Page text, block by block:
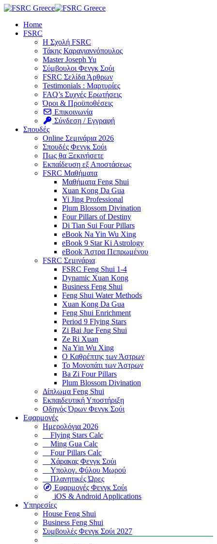
Skip
contentHome
FSRC
Η Σχολή FSRC
Τάκης Καραγιαννόπουλος
Master Joseph Yu
Σύμβουλοι Φενγκ Σούι
FSRC Σελίδα Άρθρων
Testimonials : Μαρτυρίες
FAQ’s Συχνές Ερωτήσεις
Όροι & Προϋποθέσεις
Επικοινωνία
Σύνδεση / Εγγραφή
Σπουδές
Online Σεμινάρια 2026
Σπουδές Φενγκ Σούι
Πως θα Ξεκινήσετε
Εκπαίδευση εξ Αποστάσεως
FSRC Μαθήματα
Μαθήματα Feng Shui
Xuan Kong Da Gua
Yi Jing Professional
Plum Blossom Divination
Four Pillars of Destiny
Di Tian Sui Four Pillars
eBook Na Yin Wu Xing
eBook 9 Star Ki Astrology
eBook Άστρα Πεπρωμένου
FSRC Σεμινάρια
FSRC Feng Shui 1-4
Dynamic Xuan Kong
Business Feng Shui
Feng Shui Water Methods
Xuan Kong Da Gua
Feng Shui Enrichment
Period 9 Flying Stars
Zi Bai Jue Feng Shui
Ze Ri Xuan
Na Yin Wu Xing
Ο Καθρέπτης των Άστρων
Το Μονοπάτι των Άστρων
Ba Zi Four Pillars
Plum Blossom Divination
Δίπλωμα Feng Shui
Εκπαιδευτική Υποστήριξη
Οδηγός Όρων Φενγκ Σούι
Εφαρμογές
Ημερολόγια 2026
Flying Stars Calc
Ming Gua Calc
Four Pillars Calc
Χάρακας Φενγκ Σούι
Υπολογ. Φύλου Μωρού
Πλανητικές Ώρες
Εφαρμογές Φενγκ Σούι
iOS & Android Applications
Υπηρεσίες
House Feng Shui
Business Feng Shui
Συμβουλές Φενγκ Σούι 2027